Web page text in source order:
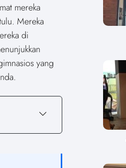
mereka
Mereka
di
yang